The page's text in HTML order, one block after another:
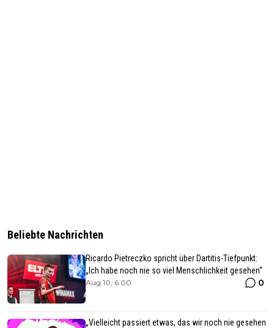
Beliebte Nachrichten
Ricardo Pietreczko spricht über Dartitis-Tiefpunkt:
„Ich habe noch nie so viel Menschlichkeit gesehen“
Aug 10, 6:00 0
„Vielleicht passiert etwas, das wir noch nie gesehen